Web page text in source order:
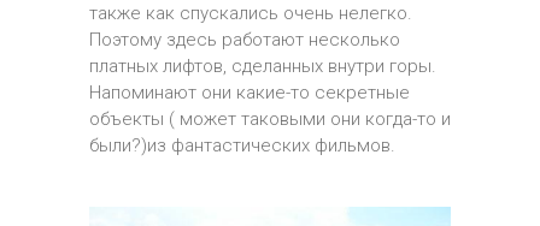
также как спускались очень нелегко.
Поэтому здесь работают несколько
платных лифтов, сделанных внутри горы.
Напоминают они какие-то секретные
объекты ( может таковыми они когда-то и
были?)из фантастических фильмов.